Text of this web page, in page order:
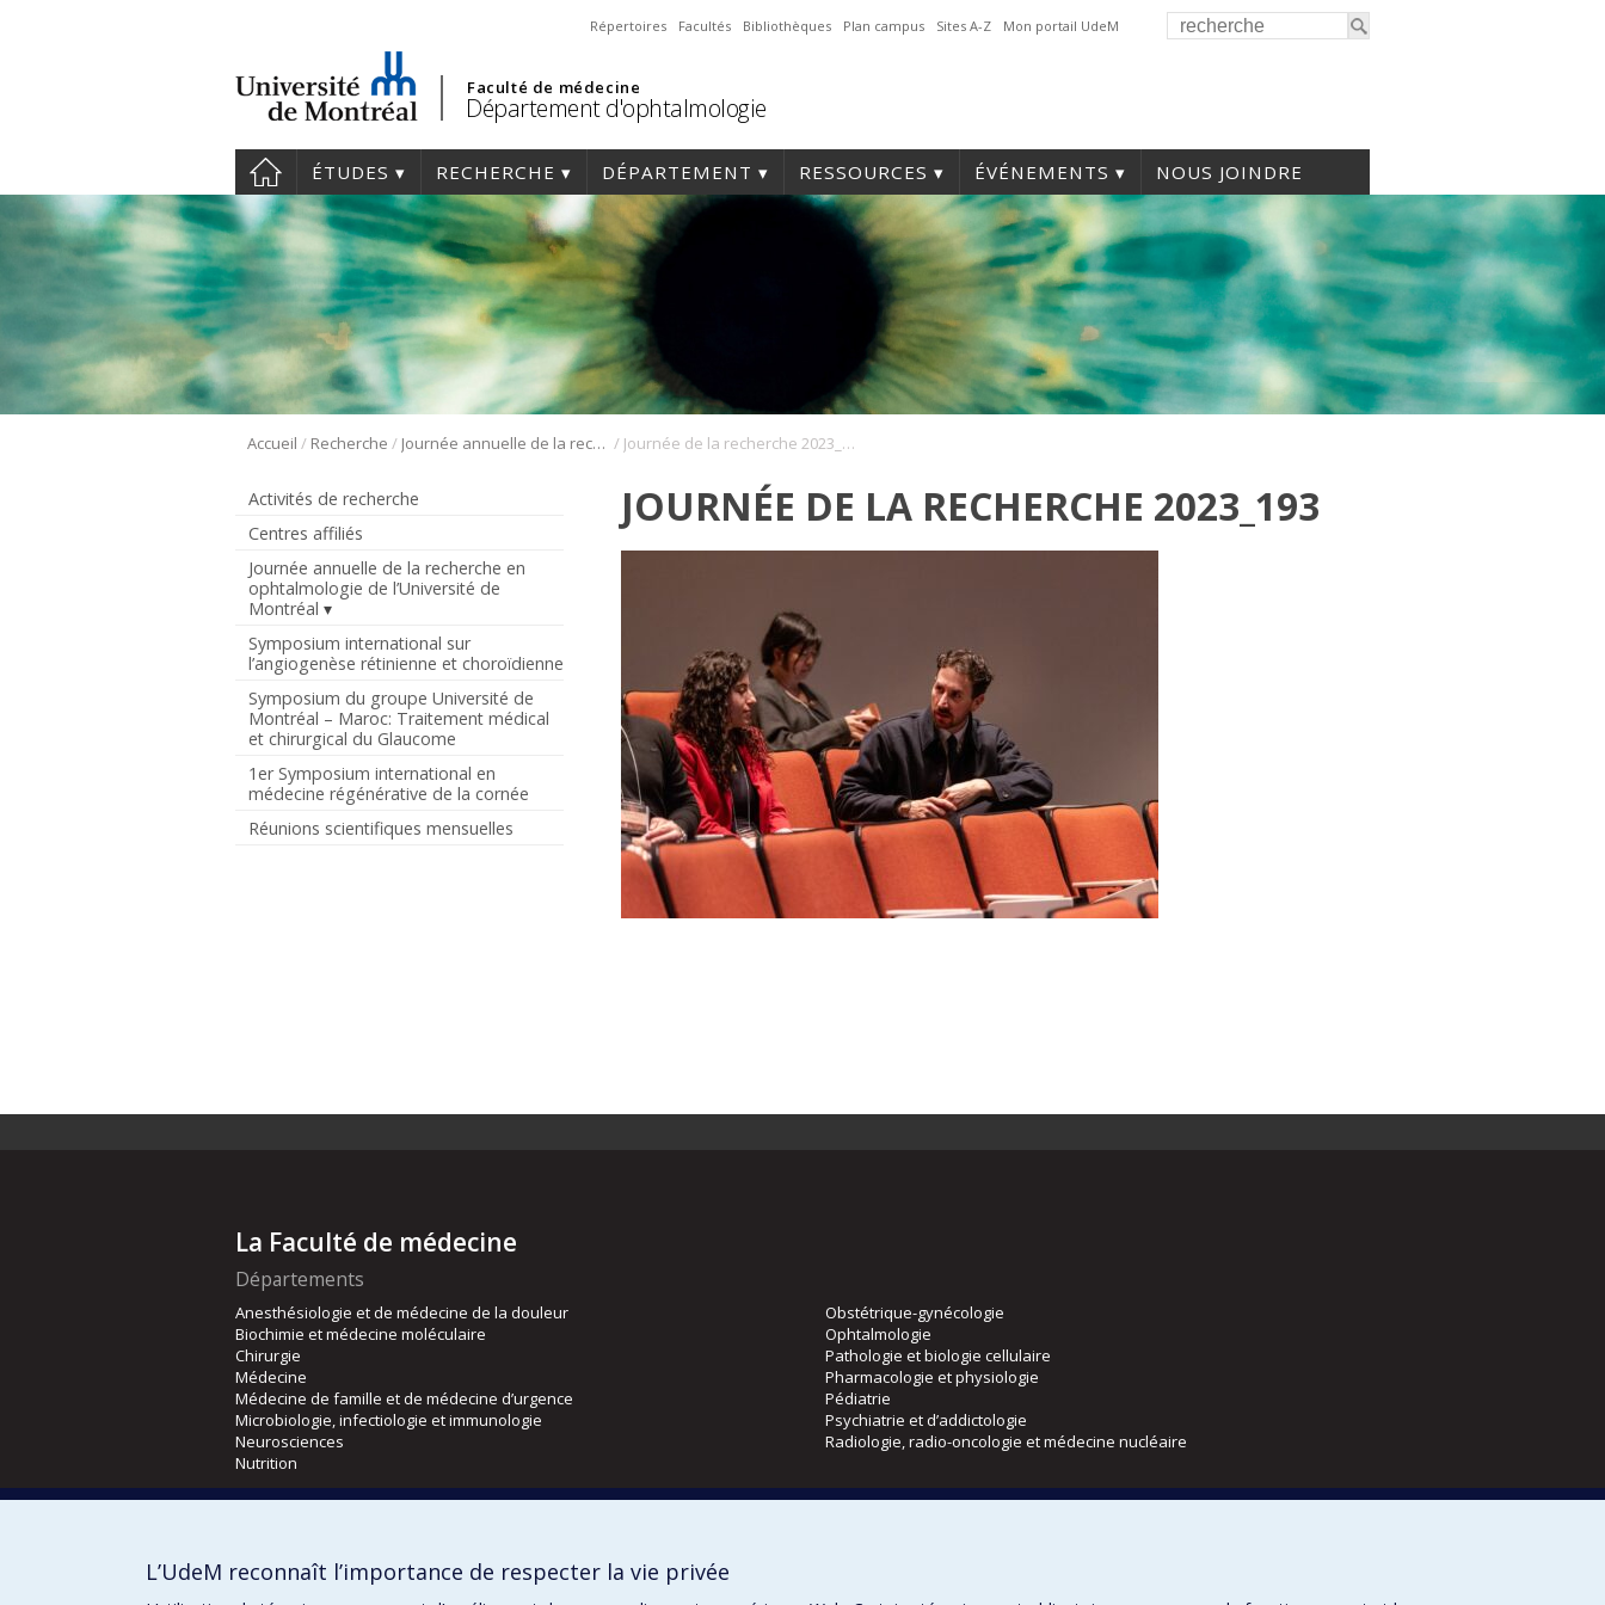
Répertoires Facultés Bibliothèques Plan campus Sites A-Z Mon portail UdeM
Faculté de médecine
Département d'ophtalmologie
ÉTUDES RECHERCHE DÉPARTEMENT RESSOURCES ÉVÉNEMENTS NOUS JOINDRE
Accueil / Recherche / Journée annuelle de la recherche en ophtalmologie de l’Université de Montréal / Journée de la recherche 2023_193
Activités de recherche
Centres affiliés
Journée annuelle de la recherche en
ophtalmologie de l’Université de
Montréal
Symposium international sur
l’angiogenèse rétinienne et choroïdienne
Symposium du groupe Université de
Montréal – Maroc: Traitement médical
et chirurgical du Glaucome
1er Symposium international en
médecine régénérative de la cornée
Réunions scientifiques mensuelles
JOURNÉE DE LA RECHERCHE 2023_193
La Faculté de médecine
Départements
Anesthésiologie et de médecine de la douleur
Biochimie et médecine moléculaire
Chirurgie
Médecine
Médecine de famille et de médecine d’urgence
Microbiologie, infectiologie et immunologie
Neurosciences
Nutrition
Obstétrique-gynécologie
Ophtalmologie
Pathologie et biologie cellulaire
Pharmacologie et physiologie
Pédiatrie
Psychiatrie et d’addictologie
Radiologie, radio-oncologie et médecine nucléaire
Orthophonie et audiologie
L’UdeM reconnaît l’importance de respecter la vie privée